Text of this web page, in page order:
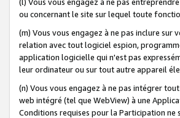
ou concernant le site sur lequel toute
(m) Vous vous engagez à ne pas inclure sur
relation avec tout logiciel espion,
application logicielle qui n'est pas
leur ordinateur ou sur tout autre appareil
(n) Vous vous engagez à ne pas intégrer
web intégré (tel que WebView) à une
Conditions requises pour la Participation